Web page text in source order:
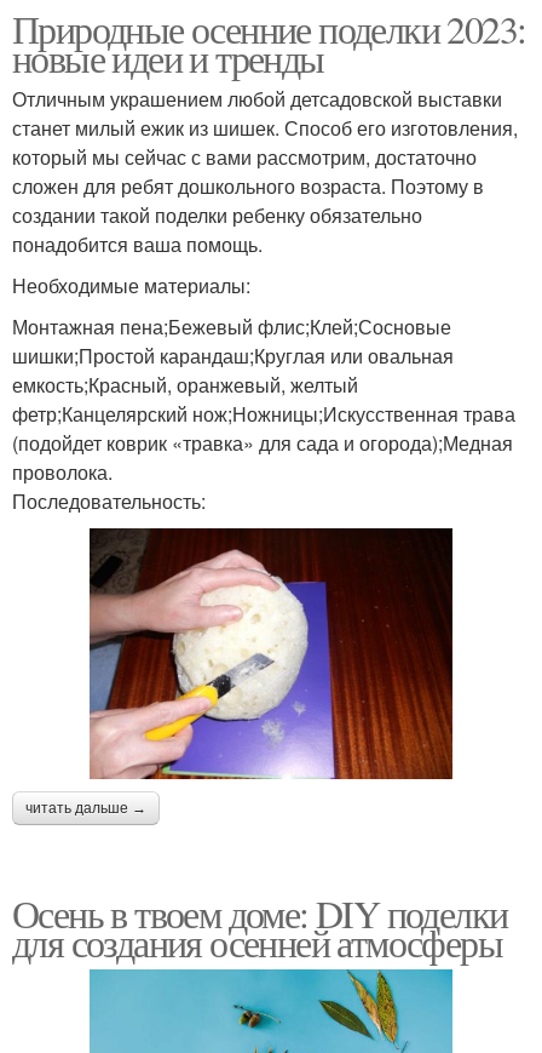
Природные осенние поделки 2023:
новые идеи и тренды
Отличным украшением любой детсадовской выставки
станет милый ежик из шишек. Способ его изготовления,
который мы сейчас с вами рассмотрим, достаточно
сложен для ребят дошкольного возраста. Поэтому в
создании такой поделки ребенку обязательно
понадобится ваша помощь.
Необходимые материалы:
Монтажная пена;Бежевый флис;Клей;Сосновые
шишки;Простой карандаш;Круглая или овальная
емкость;Красный, оранжевый, желтый
фетр;Канцелярский нож;Ножницы;Искусственная трава
(подойдет коврик «травка» для сада и огорода);Медная
проволока.
Последовательность:
читать дальше →
Осень в твоем доме: DIY поделки
для создания осенней атмосферы